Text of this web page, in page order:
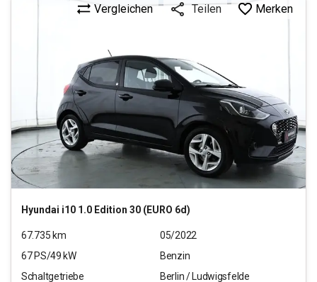
Hyundai i10 1.0 Edition 30 (EURO 6d)
Vergleichen Teilen Merken
67.735 km
05/2022
67PS/49 kW
Benzin
Schaltgetriebe
Berlin / Ludwigsfelde